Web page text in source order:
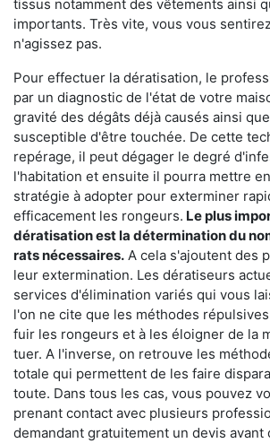
tissus notamment des vêtements ainsi
importants. Très vite, vous vous
n'agissez pas.
Pour effectuer la dératisation, le
par un diagnostic de l'état de votre
gravité des dégâts déjà causés ainsi
susceptible d'être touchée. De cette
repérage, il peut dégager le degré
l'habitation et ensuite il pourra mettre
stratégie à adopter pour exterminer
efficacement les rongeurs. Le plus
dératisation est la détermination du
rats nécessaires. A cela s'ajoutent des
leur extermination. Les dératiseurs
services d'élimination variés qui vous
l'on ne cite que les méthodes
fuir les rongeurs et à les éloigner de la
tuer. A l'inverse, on retrouve les
totale qui permettent de les faire
toute. Dans tous les cas, vous pouvez
prenant contact avec plusieurs
demandant gratuitement un devis avant